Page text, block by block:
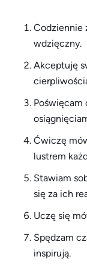
Codziennie
wdzięczny.
Akceptuję
Poświęcam
Ćwiczę
lustrem
Stawiam
się za ich
Uczę się
Spędzam
inspirują.